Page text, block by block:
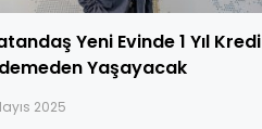
Yeni Evinde 1 Yıl Kredi
Yaşayacak
2025